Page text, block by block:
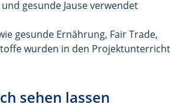
gesunde Jause verwendet
gesunde Ernährung, Fair Trade,
wurden in den Projektunterricht
sehen lassen